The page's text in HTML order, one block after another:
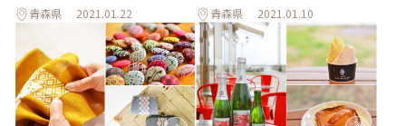
青森県 2021.01.22 青森県 2021.01.10